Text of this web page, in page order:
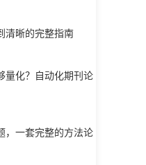
清晰的完整指南
量化？自动化期刊论
，一套完整的方法论